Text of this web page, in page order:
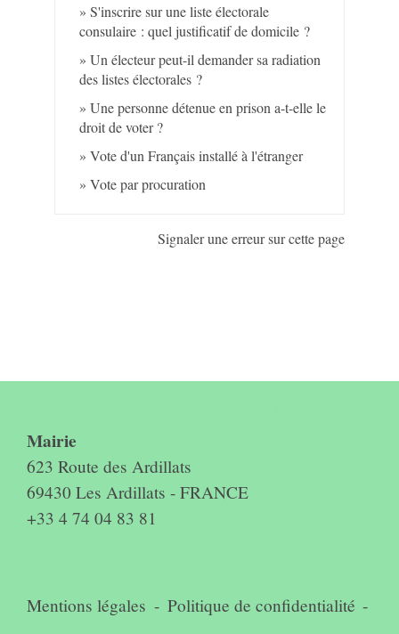
S'inscrire sur une liste électorale
consulaire : quel justificatif de domicile ?
Un électeur peut-il demander sa radiation
des listes électorales ?
Une personne détenue en prison a-t-elle le
droit de voter ?
Vote d'un Français installé à l'étranger
Vote par procuration
Signaler une erreur sur cette page
Mairie
623 Route des Ardillats
69430 Les Ardillats - FRANCE
+33 4 74 04 83 81
Mentions légales - Politique de confidentialité -